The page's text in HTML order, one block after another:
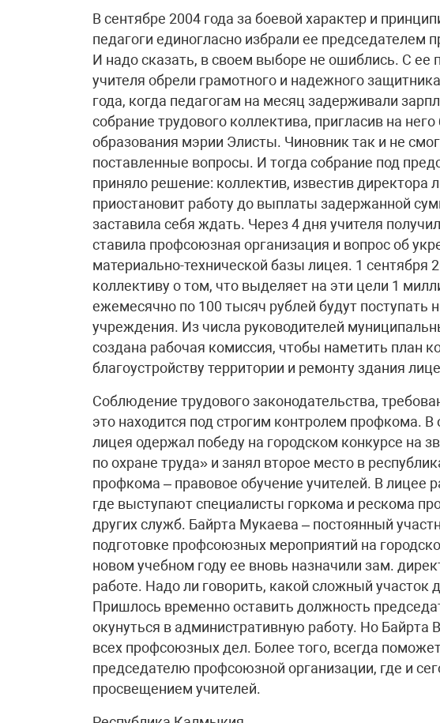
В сентябре 2004 года за боевой характер и
педагоги единогласно избрали ее председателем
И надо сказать, в своем выборе не ошиблись. С
учителя обрели грамотного и надежного
года, когда педагогам на месяц задерживали
собрание трудового коллектива, пригласив на
образования мэрии Элисты. Чиновник так и не
поставленные вопросы. И тогда собрание под
приняло решение: коллектив, известив директора
приостановит работу до выплаты задержанной
заставила себя ждать. Через 4 дня учителя
ставила профсоюзная организация и вопрос об
материально-технической базы лицея. 1 сентября
коллективу о том, что выделяет на эти цели 1
ежемесячно по 100 тысяч рублей будут поступать
учреждения. Из числа руководителей
создана рабочая комиссия, чтобы наметить план
благоустройству территории и ремонту здания
Соблюдение трудового законодательства,
это находится под строгим контролем профкома. В
лицея одержал победу на городском конкурсе на
по охране труда» и занял второе место в
профкома – правовое обучение учителей. В лицее
где выступают специалисты горкома и рескома
других служб. Байрта Мукаева – постоянный
подготовке профсоюзных мероприятий на
новом учебном году ее вновь назначили зам.
работе. Надо ли говорить, какой сложный участок
Пришлось временно оставить должность
окунуться в административную работу. Но Байрта
всех профсоюзных дел. Более того, всегда
председателю профсоюзной организации, где и
просвещением учителей.